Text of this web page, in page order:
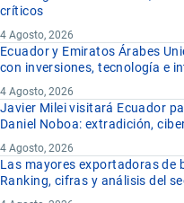
críticos
4 Agosto, 2026
Ecuador y Emiratos Árabes
con inversiones, tecnología e
4 Agosto, 2026
Javier Milei visitará Ecuador
Daniel Noboa: extradición,
4 Agosto, 2026
Las mayores exportadoras de
Ranking, cifras y análisis del